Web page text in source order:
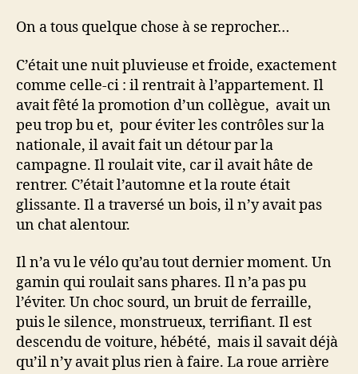
On a tous quelque chose à se reprocher…
C’était une nuit pluvieuse et froide, exactement
comme celle-ci : il rentrait à l’appartement. Il
avait fêté la promotion d’un collègue, avait un
peu trop bu et, pour éviter les contrôles sur la
nationale, il avait fait un détour par la
campagne. Il roulait vite, car il avait hâte de
rentrer. C’était l’automne et la route était
glissante. Il a traversé un bois, il n’y avait pas
un chat alentour.
Il n’a vu le vélo qu’au tout dernier moment. Un
gamin qui roulait sans phares. Il n’a pas pu
l’éviter. Un choc sourd, un bruit de ferraille,
puis le silence, monstrueux, terrifiant. Il est
descendu de voiture, hébété, mais il savait déjà
qu’il n’y avait plus rien à faire. La roue arrière